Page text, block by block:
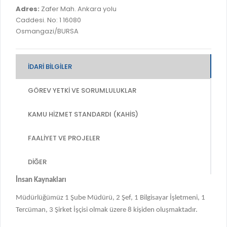
BİLGİ EDİNME
MECLİS
KOMİSYON ÜYELERİ
MECLİS KARARLARI
YAYIN / PLAN / RAPOR
STRATEJİK PLANLAR
PERFORMANS PROGRAMI
BÜTÇE
FAALİYET RAPORLARI
KESİN HESAPLAR
YANGIN SİGORTA E-BEYANNAME
BAŞVURU / KAYIT / SORGU
SEYAHAT KARTI SORGULAMA
BURSA AKADEMİ
ÜCRETSİZ WİFİ NOKTALARI
İTFAİYE RAPORU
BADEM KAYIT
İHALE İLANLARI
Adres: Zafer Mah. Ankara yolu
Caddesi. No: 1 16080
Osmangazi/BURSA
İDARI BILGILER
GÖREV YETKI VE SORUMLULUKLAR
KAMU HIZMET STANDARDI (KAHİS)
FAALIYET VE PROJELER
DIĞER
İnsan Kaynakları
Müdürlüğümüz 1 Şube Müdürü, 2 Şef, 1 Bilgisayar İşletmeni, 1
Tercüman, 3 Şirket İşçisi olmak üzere 8 kişiden oluşmaktadır.